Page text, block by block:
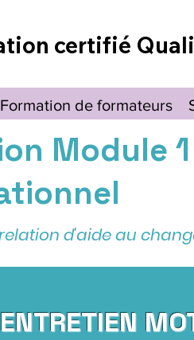
certifié
Formation de formateurs
Module 1
d'aide au
ENTRETIEN